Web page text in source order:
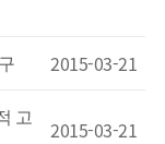
2015-03-21
고
2015-03-21